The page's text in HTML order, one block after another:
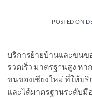
POSTED ON
บริการย้ายบ้านและขนข
รวดเร็ว มาตรฐานสูง ห
ขนของเชียงใหม่ ที่ให้บริ
และได้มาตรฐานระดับมื